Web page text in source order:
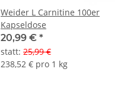
Weider L Carnitine 100er
Kapseldose
20,99 € *
statt: 25,99 €
238,52 € pro 1 kg